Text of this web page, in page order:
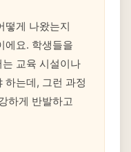
떻게 나왔는지
에요. 학생들을
교육 시설이나
하는데, 그런 과정
하게 반발하고